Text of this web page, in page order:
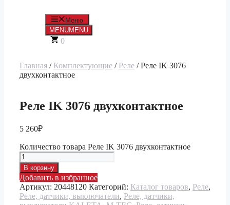
Меню
MENUMENU
0
Главная / Комплектующие / Реле / Реле IK 3076
двухконтактное
Реле IK 3076 двухконтактное
5 260₽
Количество товара Реле IK 3076 двухконтактное
В корзину
Добавить в избранное
Артикул: 20448120 Категорий: Каталог товаров, Реле,
Реле, датчики, выключатели, Реле, датчики,